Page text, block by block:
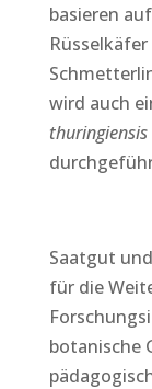
basieren
wird auch
thuringiensis
Saatgut
für die
botanische